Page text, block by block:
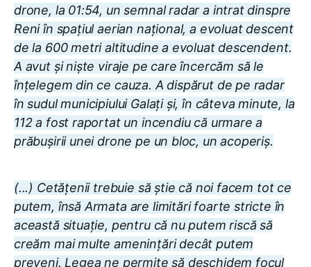
drone, la 01:54, un semnal radar a intrat dinspre
Reni în spațiul aerian național, a evoluat descent
de la 600 metri altitudine a evoluat descendent.
A avut și niște viraje pe care încercăm să le
înțelegem din ce cauza. A dispărut de pe radar
în sudul municipiului Galați și, în câteva minute, la
112 a fost raportat un incendiu că urmare a
prăbușirii unei drone pe un bloc, un acoperiș.
(...) Cetățenii trebuie să știe că noi facem tot ce
putem, însă Armata are limitări foarte stricte în
această situație, pentru că nu putem riscă să
creăm mai multe amenințări decât putem
preveni. Legea ne permite să deschidem focul